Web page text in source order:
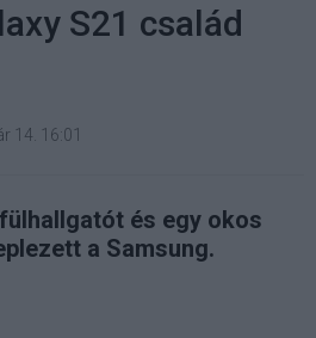
S21 család
14. 16:01
és egy okos
a Samsung.